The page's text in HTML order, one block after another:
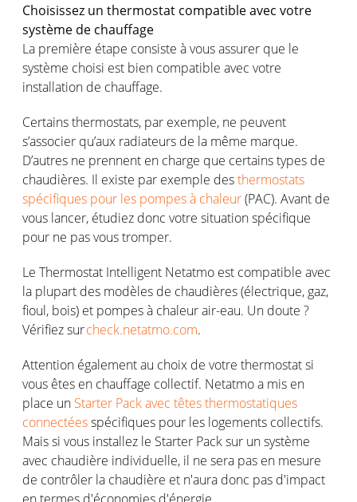
Choisissez un thermostat compatible avec votre
système de chauffage
La première étape consiste àvousassurer que le
système choisi est bien compatible avec votre
installation de chauffage.
Certains thermostats, par exemple, ne peuvent
s’associer qu’aux radiateurs de la même marque.
D’autres ne prennent en charge que certainstypes de
chaudières. Il existe par exemple desthermostats
spécifiques pour les pompes à chaleur(PAC). Avant de
vous lancer, étudiez donc votre situationspécifique
pour ne pasvoustromper.
Le Thermostat Intelligent Netatmo est compatible avec
la plupart des modèles de chaudières(électrique, gaz,
fioul, bois) et pompesà chaleurair-eau. Un doute ?
Vérifiezsurcheck.netatmo.com.
Attention égalementau choix de votre thermostatsi
vous êtes en chauffage collectif. Netatmoa mis en
place un Starter Packavec têtes thermostatiques
connectéesspécifiques pour les logements collectifs.
Maissi vous installez le Starter Pack sur unsystème
avec chaudière individuelle, il ne sera pas en mesure
de contrôler la chaudière et n'aura donc pas d'impact
entermes d'économies d'énergie.